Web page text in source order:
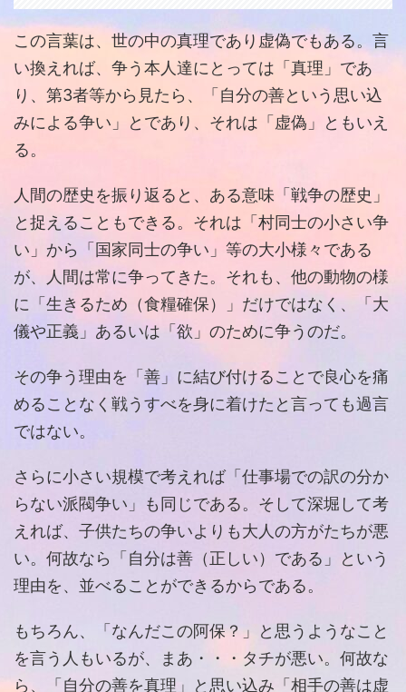
この言葉は、世の中の真理であり虚偽でもある。言
い換えれば、争う本人達にとっては「真理」であ
り、第3者等から見たら、「自分の善という思い込
みによる争い」とであり、それは「虚偽」ともいえ
る。
人間の歴史を振り返ると、ある意味「戦争の歴史」
と捉えることもできる。それは「村同士の小さい争
い」から「国家同士の争い」等の大小様々である
が、人間は常に争ってきた。それも、他の動物の様
に「生きるため（食糧確保）」だけではなく、「大
儀や正義」あるいは「欲」のために争うのだ。
その争う理由を「善」に結び付けることで良心を痛
めることなく戦うすべを身に着けたと言っても過言
ではない。
さらに小さい規模で考えれば「仕事場での訳の分か
らない派閥争い」も同じである。そして深堀して考
えれば、子供たちの争いよりも大人の方がたちが悪
い。何故なら「自分は善（正しい）である」という
理由を、並べることができるからである。
もちろん、「なんだこの阿保？」と思うようなこと
を言う人もいるが、まあ・・・タチが悪い。何故な
ら、「自分の善を真理」と思い込み「相手の善は虚